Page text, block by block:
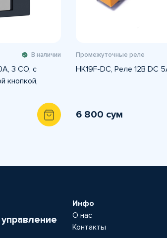
В наличии
3 CO, с
кнопкой,
Промежуточные реле
HK19F-DC, Реле 12В DC
6 800 сум
Инфо
О нас
Контакты